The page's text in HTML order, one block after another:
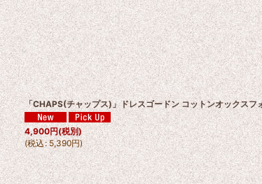
絞り込む
「CHAPS(チャップス)」ドレスゴードン コットンオックスフ
4,900円(税別)
(税込: 5,390円)